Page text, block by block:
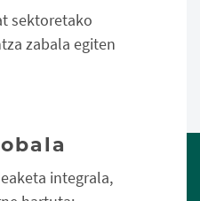
sektoretako
zabala egiten
integrala,